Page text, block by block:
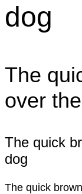
dog
The
over
The quick
dog
The quick